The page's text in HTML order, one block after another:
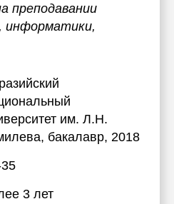
преподавании
информатики,
им. Л.Н.
, бакалавр, 2018
3 лет